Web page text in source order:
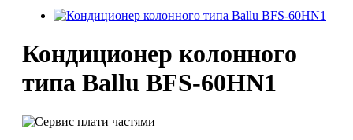
Кондиционер колонного
типа Ballu BFS-60HN1